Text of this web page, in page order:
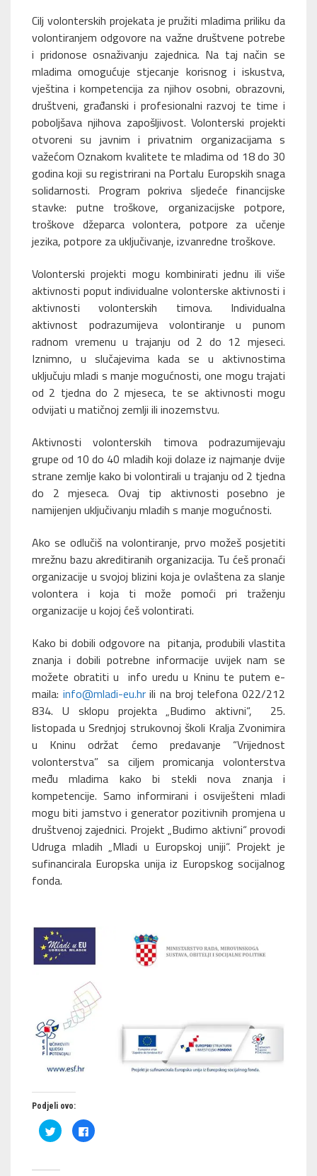
Cilj volonterskih projekata je pružiti mladima priliku da
volontiranjem odgovore na važne društvene potrebe
i pridonose osnaživanju zajednica. Na taj način se
mladima omogućuje stjecanje korisnog i iskustva,
vještina i kompetencija za njihov osobni, obrazovni,
društveni, građanski i profesionalni razvoj te time i
poboljšava njihova zapošljivost. Volonterski projekti
otvoreni su javnim i privatnim organizacijama s
važećom Oznakom kvalitete te mladima od 18 do 30
godina koji su registrirani na Portalu Europskih snaga
solidarnosti. Program pokriva sljedeće financijske
stavke: putne troškove, organizacijske potpore,
troškove džeparca volontera, potpore za učenje
jezika, potpore za uključivanje, izvanredne troškove.
Volonterski projekti mogu kombinirati jednu ili više
aktivnosti poput individualne volonterske aktivnosti i
aktivnosti volonterskih timova. Individualna
aktivnost podrazumijeva volontiranje u punom
radnom vremenu u trajanju od 2 do 12 mjeseci.
Iznimno, u slučajevima kada se u aktivnostima
uključuju mladi s manje mogućnosti, one mogu trajati
od 2 tjedna do 2 mjeseca, te se aktivnosti mogu
odvijati u matičnoj zemlji ili inozemstvu.
Aktivnosti volonterskih timova podrazumijevaju
grupe od 10 do 40 mladih koji dolaze iz najmanje dvije
strane zemlje kako bi volontirali u trajanju od 2 tjedna
do 2 mjeseca. Ovaj tip aktivnosti posebno je
namijenjen uključivanju mladih s manje mogućnosti.
Ako se odlučiš na volontiranje, prvo možeš posjetiti
mrežnu bazu akreditiranih organizacija. Tu ćeš pronaći
organizacije u svojoj blizini koja je ovlaštena za slanje
volontera i koja ti može pomoći pri traženju
organizacije u kojoj ćeš volontirati.
Kako bi dobili odgovore na pitanja, produbili vlastita
znanja i dobili potrebne informacije uvijek nam se
možete obratiti u info uredu u Kninu te putem e-
maila: info@mladi-eu.hrili na broj telefona 022/212
834. U sklopu projekta „Budimo aktivni“, 25.
listopada u Srednjoj strukovnoj školi Kralja Zvonimira
u Kninu održat ćemo predavanje “Vrijednost
volonterstva” sa ciljem promicanja volonterstva
među mladima kako bi stekli nova znanja i
kompetencije. Samo informirani i osviješteni mladi
mogu biti jamstvo i generator pozitivnih promjena u
društvenoj zajednici. Projekt „Budimo aktivni“ provodi
Udruga mladih „Mladi u Europskoj uniji“. Projekt je
sufinancirala Europska unija iz Europskog socijalnog
fonda.
Podjeli ovo:
Podijeli
na
Twitteru
u
Klikom
podijelite